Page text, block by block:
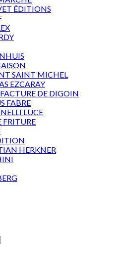
ÉDITIONS
SAINT MICHEL
EZCARAY
DE DIGOIN
FABRE
LUCE
FRITURE
HERKNER